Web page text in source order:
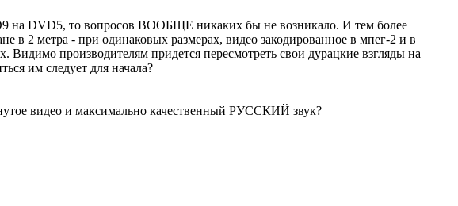
на DVD5, то вопросов ВООБЩЕ никаких бы не возникало. И тем более
в 2 метра - при одинаковых размерах, видео закодированное в мпег-2 и в
производителям придется пересмотреть свои дурацкие взгляды на
им следует для начала?
видео и максимально качественный РУССКИЙ звук?